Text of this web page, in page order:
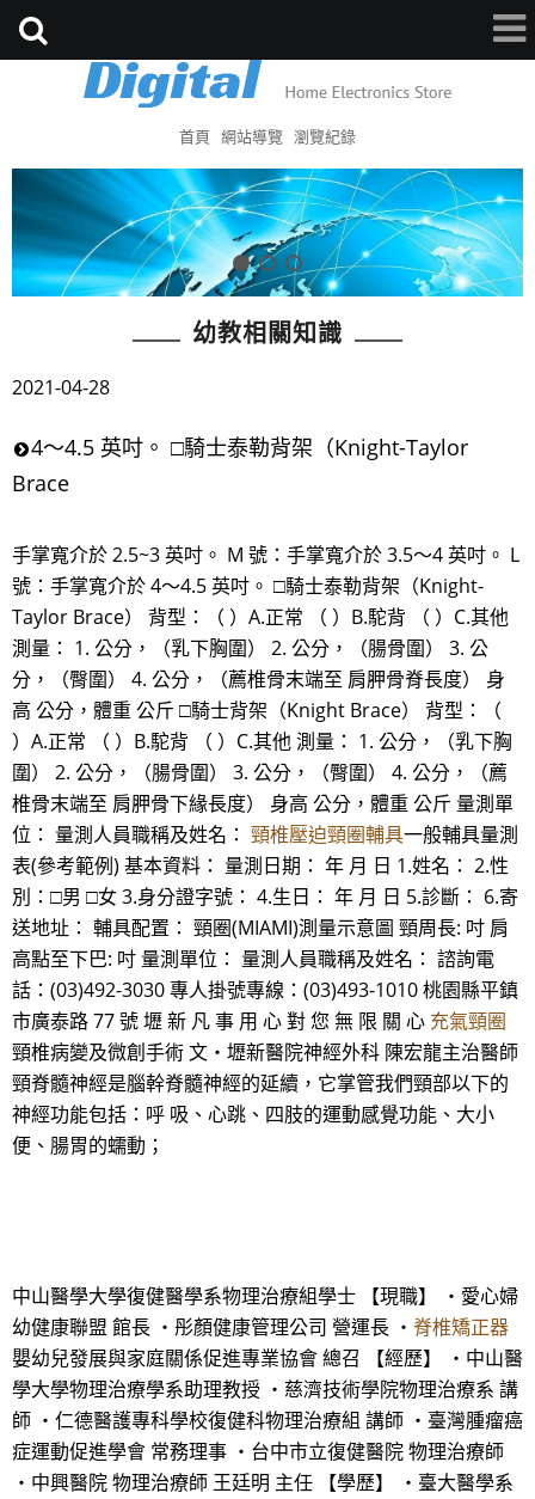
首頁 網站導覽 瀏覽紀錄
幼教相關知識
2021-04-28
4～4.5 英吋。 □騎士泰勒背架（Knight-Taylor
Brace
手掌寬介於 2.5~3 英吋。 M 號：手掌寬介於 3.5～4 英吋。 L
號：手掌寬介於 4～4.5 英吋。 □騎士泰勒背架（Knight-
Taylor Brace） 背型：（ ）A.正常 （ ）B.駝背 （ ）C.其他
測量： 1. 公分，（乳下胸圍） 2. 公分，（腸骨圍） 3. 公
分，（臀圍） 4. 公分，（薦椎骨末端至 肩胛骨脊長度） 身
高 公分，體重 公斤 □騎士背架（Knight Brace） 背型：（
）A.正常 （ ）B.駝背 （ ）C.其他 測量： 1. 公分，（乳下胸
圍） 2. 公分，（腸骨圍） 3. 公分，（臀圍） 4. 公分，（薦
椎骨末端至 肩胛骨下緣長度） 身高 公分，體重 公斤 量測單
位： 量測人員職稱及姓名： 頸椎壓迫頸圈輔具一般輔具量測
表(參考範例) 基本資料： 量測日期： 年 月 日 1.姓名： 2.性
別：□男 □女 3.身分證字號： 4.生日： 年 月 日 5.診斷： 6.寄
送地址： 輔具配置： 頸圈(MIAMI)測量示意圖 頸周長: 吋 肩
高點至下巴: 吋 量測單位： 量測人員職稱及姓名： 諮詢電
話：(03)492-3030 專人掛號專線：(03)493-1010 桃園縣平鎮
市廣泰路 77 號 壢 新 凡 事 用 心 對 您 無 限 關 心 充氣頸圈
頸椎病變及微創手術 文‧壢新醫院神經外科 陳宏龍主治醫師
頸脊髓神經是腦幹脊髓神經的延續，它掌管我們頸部以下的
神經功能包括：呼 吸、心跳、四肢的運動感覺功能、大小
便、腸胃的蠕動；
中山醫學大學復健醫學系物理治療組學士 【現職】 ・愛心婦
幼健康聯盟 館長 ・彤顏健康管理公司 營運長 ・ 脊椎矯正器
嬰幼兒發展與家庭關係促進專業協會 總召 【經歷】 ・中山醫
學大學物理治療學系助理教授 ・慈濟技術學院物理治療系 講
師 ・仁德醫護專科學校復健科物理治療組 講師 ・臺灣腫瘤癌
症運動促進學會 常務理事 ・台中市立復健醫院 物理治療師
・中興醫院 物理治療師 王廷明 主任 【學歷】 ・臺大醫學系